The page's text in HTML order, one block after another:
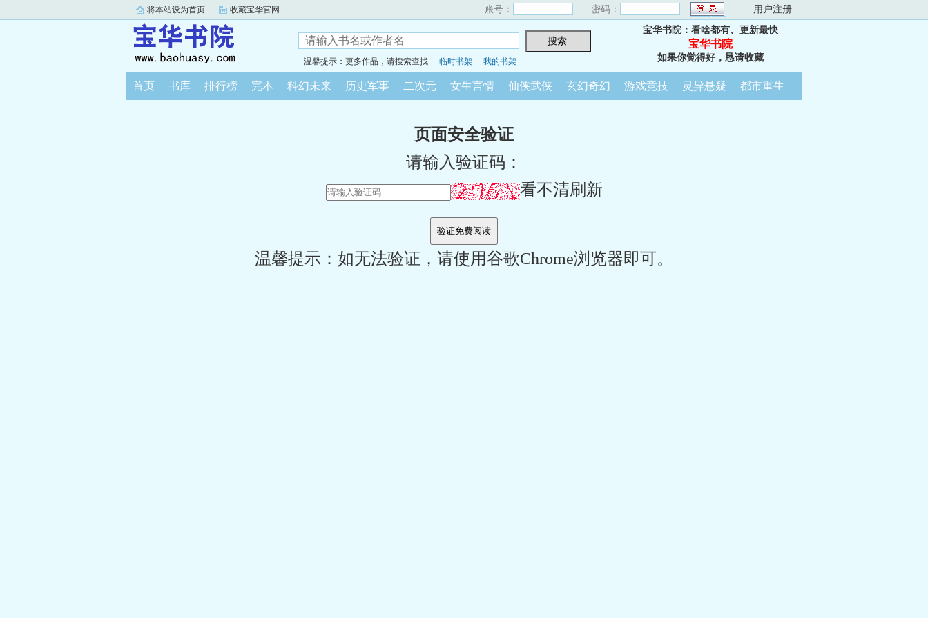
将本站设为首页 收藏宝华官网 账号： 密码： 用户注册
温馨提示：更多作品，请搜索查找 临时书架 我的书架
宝华书院：看啥都有、更新最快
宝华书院
如果你觉得好，恳请收藏
首页 书库 排行榜 完本 科幻未来 历史军事 二次元 女生言情 仙侠武侠 玄幻奇幻 游戏竞技 灵异悬疑 都市重生
页面安全验证
请输入验证码：
看不清刷新
温馨提示：如无法验证，请使用谷歌Chrome浏览器即可。